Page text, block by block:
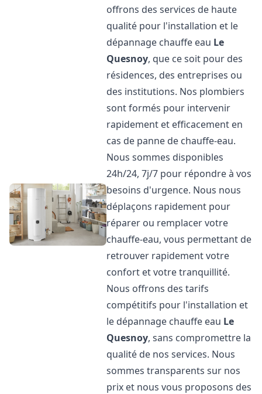
offrons des services de haute
qualité pour l'installation et le
dépannage chauffe eau Le
Quesnoy, que ce soit pour des
résidences, des entreprises ou
des institutions. Nos plombiers
sont formés pour intervenir
rapidement et efficacement en
cas de panne de chauffe-eau.
Nous sommes disponibles
24h/24, 7j/7 pour répondre à vos
besoins d'urgence. Nous nous
déplaçons rapidement pour
réparer ou remplacer votre
chauffe-eau, vous permettant de
retrouver rapidement votre
confort et votre tranquillité.
Nous offrons des tarifs
compétitifs pour l'installation et
le dépannage chauffe eau Le
Quesnoy, sans compromettre la
qualité de nos services. Nous
sommes transparents sur nos
prix et nous vous proposons des